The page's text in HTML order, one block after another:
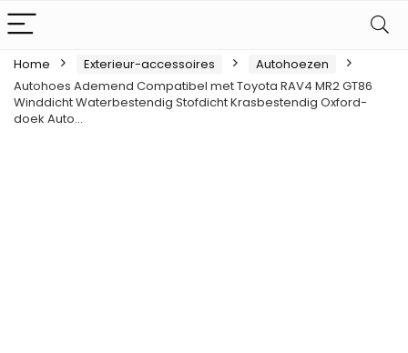
Home Exterieur-accessoires
Autohoezen
Autohoes Ademend Compatibel met Toyota RAV4 MR2 GT86
Winddicht Waterbestendig Stofdicht Krasbestendig Oxford-
doek Auto…